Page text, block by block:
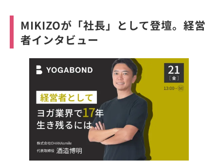
MIKIZOが「社長」として登壇。経営
者インタビュー